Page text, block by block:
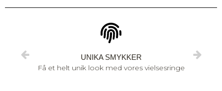
UNIKA SMYKKER
Få et helt unik look med vores vielsesringe